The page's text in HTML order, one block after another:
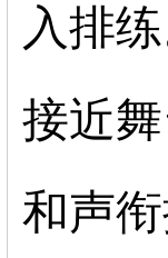
入排
接近
和声